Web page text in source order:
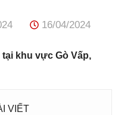
16/04/2024
khu vực Gò Vấp,
VIẾT